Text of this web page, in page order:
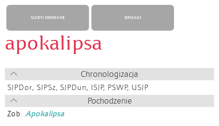
UKRYJ ODMIANĘ DRUKUJ
apokalipsa
Chronologizacja
SJPDor, SJPSz, SJPDun, ISJP, PSWP, USJP
Pochodzenie
Zob. Apokalipsa